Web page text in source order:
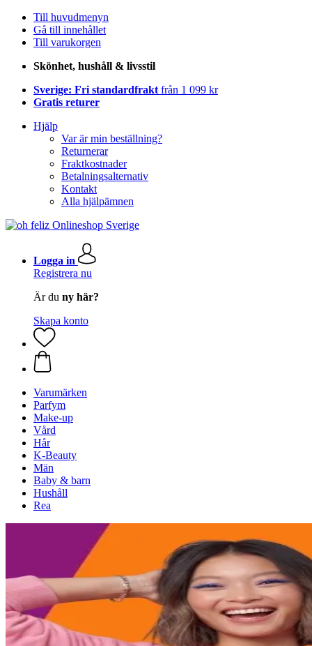
Till huvudmenyn
Gå till innehållet
Till varukorgen
Skönhet, hushåll & livsstil
Sverige: Fri standardfrakt från 1 099 kr
Gratis returer
Hjälp
Var är min beställning?
Returnerar
Fraktkostnader
Betalningsalternativ
Kontakt
Alla hjälpämnen
Logga in
Registrera nu
Är du ny här?
Skapa konto
Varumärken
Parfym
Make-up
Vård
Hår
K-Beauty
Män
Baby & barn
Hushåll
Rea